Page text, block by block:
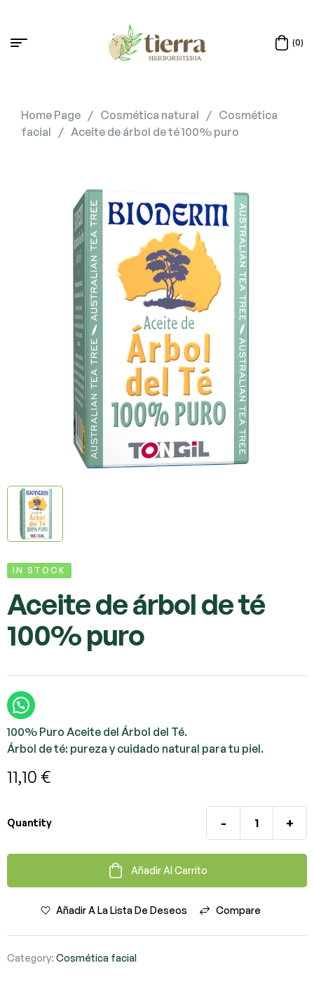
(0)
Home Page / Cosmética natural / Cosmética
facial / Aceite de árbol de té 100% puro
IN STOCK
Aceite de árbol de té
100% puro
100% Puro Aceite del Árbol del Té.
Árbol de té: pureza y cuidado natural para tu piel.
11,10 €
Quantity - +
Añadir Al Carrito
Añadir A La Lista De Deseos Compare
Category: Cosmética facial